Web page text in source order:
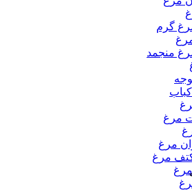
گرم
مرغ منجمد
مرغ
مرغ
مرغ